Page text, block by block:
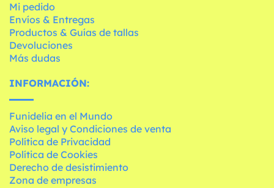
Mi pedido
Envíos & Entregas
Productos & Guías de tallas
Devoluciones
Más dudas
INFORMACIÓN:
Funidelia en el Mundo
Aviso legal y Condiciones de venta
Política de Privacidad
Política de Cookies
Derecho de desistimiento
Zona de empresas